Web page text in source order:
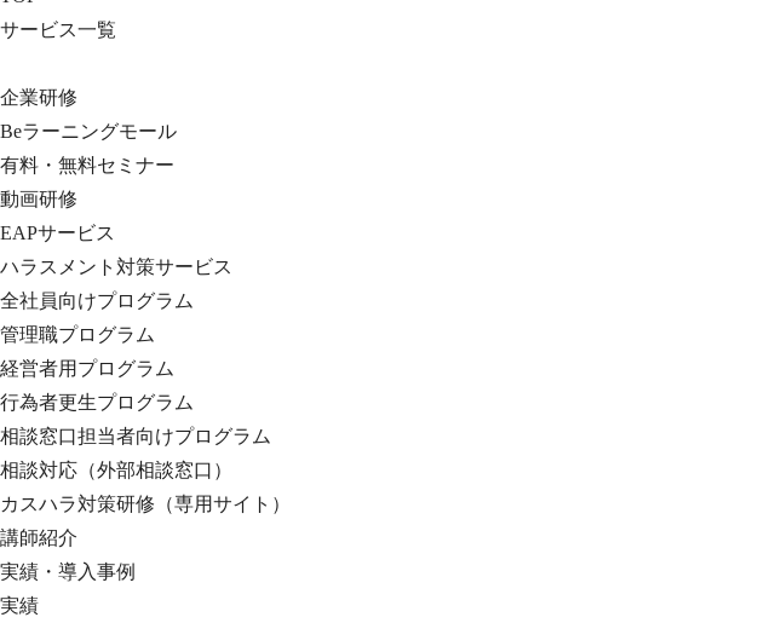
サービス一覧
企業研修
Beラーニングモール
有料・無料セミナー
動画研修
EAPサービス
ハラスメント対策サービス
全社員向けプログラム
管理職プログラム
経営者用プログラム
行為者更生プログラム
相談窓口担当者向けプログラム
相談対応（外部相談窓口）
カスハラ対策研修（専用サイト）
講師紹介
実績・導入事例
実績